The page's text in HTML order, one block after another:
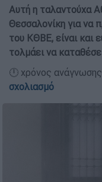
Αυτή η ταλαντούχα
Θεσσαλονίκη για να
του ΚΘΒΕ, είναι και
τολμάει να
🕛 χρόνος
σχολιασμό